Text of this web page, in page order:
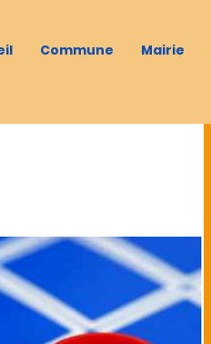
Commune Mairie